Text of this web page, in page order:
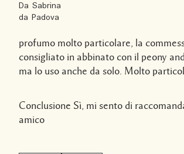
Da Sabrina
da Padova
profumo molto particolare, la
consigliato in abbinato con il peony
ma lo uso anche da solo. Molto
Conclusione Sì, mi sento di
amico